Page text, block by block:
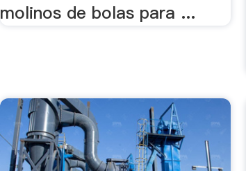
molinos de bolas para ...